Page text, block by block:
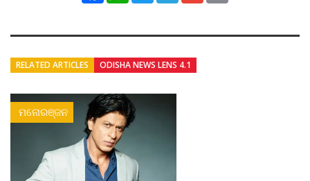
RELATED ARTICLES ODISHA NEWS LENS 4.1
ମନୋରଞ୍ଜନ